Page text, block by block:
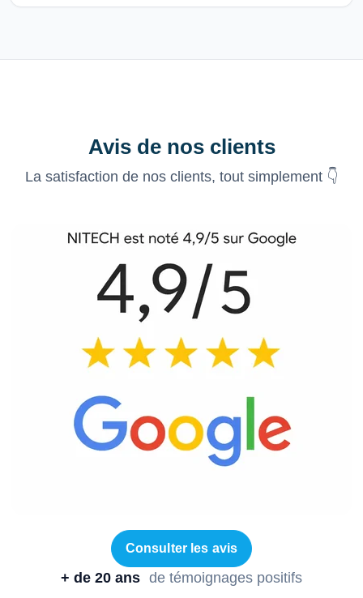
Avis de nos clients
La satisfaction de nos clients, tout simplement 👇
Consulter les avis
+ de 20 ans de témoignages positifs